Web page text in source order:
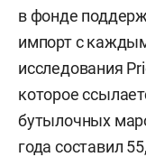
в фонде
импорт с
исследования
которое
бутылочных
года составил